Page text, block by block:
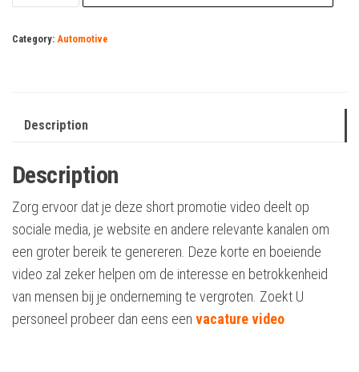
Category: Automotive
Description
Description
Zorg ervoor dat je deze short promotie video deelt op
sociale media, je website en andere relevante kanalen om
een groter bereik te genereren. Deze korte en boeiende
video zal zeker helpen om de interesse en betrokkenheid
van mensen bij je onderneming te vergroten. Zoekt U
personeel probeer dan eens een vacature video